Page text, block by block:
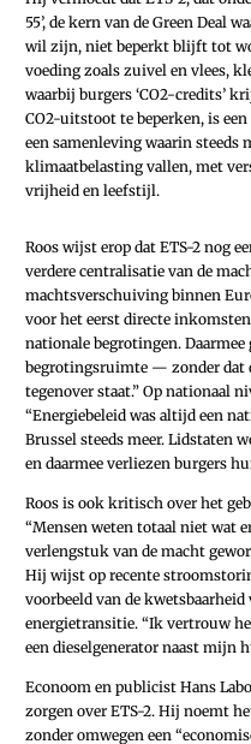
55’, de kern van de Green Deal
wil zijn, niet beperkt blijft tot
voeding zoals zuivel en vlees,
waarbij burgers ‘CO2-credits’
CO2-uitstoot te beperken, is
een samenleving waarin steeds
klimaatbelasting vallen, met
vrijheid en leefstijl.
Roos wijst erop dat ETS-2 nog
verdere centralisatie van de
machtsverschuiving binnen
voor het eerst directe
nationale begrotingen.
begrotingsruimte — zonder dat
tegenover staat.” Op nationaal
“Energiebeleid was altijd een
Brussel steeds meer. Lidstaten
en daarmee verliezen burgers
Roos is ook kritisch over het
“Mensen weten totaal niet wat
verlengstuk van de macht
Hij wijst op recente
voorbeeld van de kwetsbaarheid
energietransitie. “Ik vertrouw
een dieselgenerator naast mijn
Econoom en publicist Hans
zorgen over ETS-2. Hij noemt
zonder omwegen een